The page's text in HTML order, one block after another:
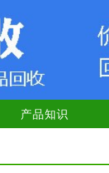
产品知识